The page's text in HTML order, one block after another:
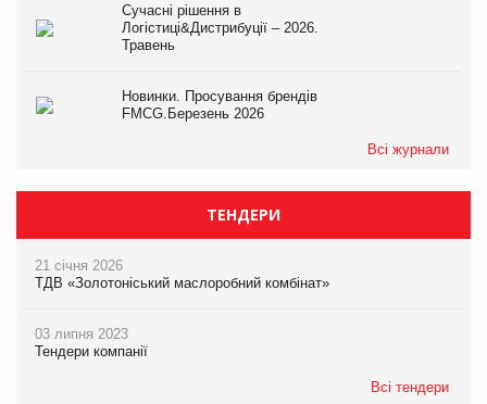
Сучасні рішення в
Логістиці&Дистрибуції – 2026.
Травень
Новинки. Просування брендів
FMCG.Березень 2026
Всі журнали
ТЕНДЕРИ
21 січня 2026
ТДВ «Золотоніський маслоробний комбінат»
03 липня 2023
Тендери компанії
Всі тендери